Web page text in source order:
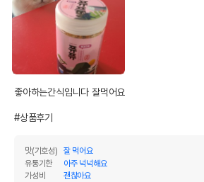
좋아하는간식입니다 잘먹어요
#상품후기
맛(기호성)
잘 먹어요
유통기한
아주 넉넉해요
가성비
괜찮아요